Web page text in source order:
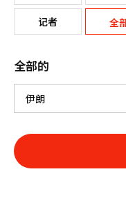
记者 全
全部的